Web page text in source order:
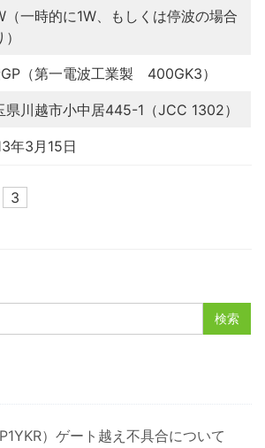
（一時的に1W、もしくは停波の場合
（第一電波工業製 400GK3）
県川越市小中居445-1（JCC 1302）
年3月15日
3
）ゲート越え不具合について